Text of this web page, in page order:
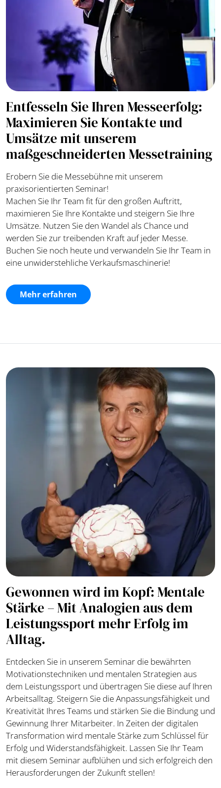
Entfesseln Sie Ihren Messeerfolg:
Maximieren Sie Kontakte und
Umsätze mit unserem
maßgeschneiderten Messetraining
Erobern Sie die Messebühne mit unserem
praxisorientierten Seminar!
Machen Sie Ihr Team fit für den großen Auftritt,
maximieren Sie Ihre Kontakte und steigern Sie Ihre
Umsätze. Nutzen Sie den Wandel als Chance und
werden Sie zur treibenden Kraft auf jeder Messe.
Buchen Sie noch heute und verwandeln Sie Ihr Team in
eine unwiderstehliche Verkaufsmaschinerie!
Mehr erfahren
Gewonnen wird im Kopf: Mentale
Stärke – Mit Analogien aus dem
Leistungssport mehr Erfolg im
Alltag.
Entdecken Sie in unserem Seminar die bewährten
Motivationstechniken und mentalen Strategien aus
dem Leistungssport und übertragen Sie diese auf Ihren
Arbeitsalltag. Steigern Sie die Anpassungsfähigkeit und
Kreativität Ihres Teams und stärken Sie die Bindung und
Gewinnung Ihrer Mitarbeiter. In Zeiten der digitalen
Transformation wird mentale Stärke zum Schlüssel für
Erfolg und Widerstandsfähigkeit. Lassen Sie Ihr Team
mit diesem Seminar aufblühen und sich erfolgreich den
Herausforderungen der Zukunft stellen!